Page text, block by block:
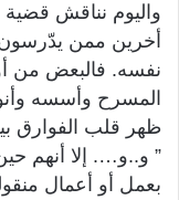
واليوم نناقش
أخرين ممن
نفسه. فالبعض من
المسرح وأسسه
ظهر قلب الفوارق
” و..و…. إلا أنهم
بعمل أو أعمال